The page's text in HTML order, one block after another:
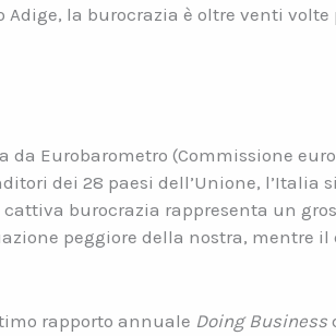
la burocrazia è oltre venti
Eurobarometro (Commissione
dei 28 paesi dell’Unione, l’Italia
burocrazia rappresenta un
peggiore della nostra, mentre il
rapporto annuale Doing Business